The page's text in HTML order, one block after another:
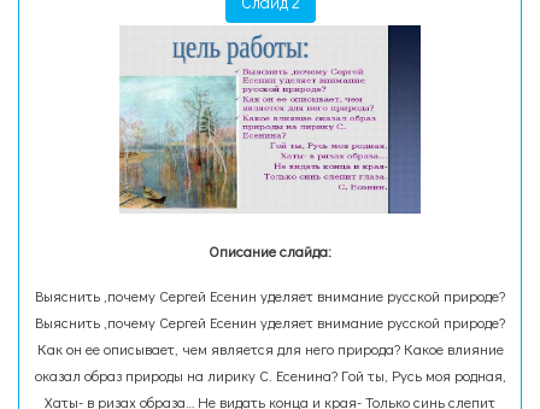
Описание слайда:
Выяснить ,почему Сергей Есенин уделяет внимание русской природе?
Выяснить ,почему Сергей Есенин уделяет внимание русской природе?
Как он ее описывает, чем является для него природа? Какое влияние
оказал образ природы на лирику С. Есенина? Гой ты, Русь моя родная,
Хаты- в ризах образа… Не видать конца и края- Только синь слепит